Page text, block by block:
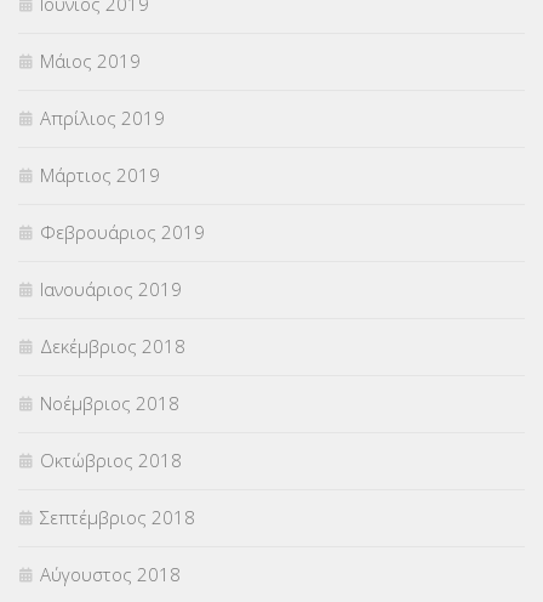
Μάιος 2019
Απρίλιος 2019
Μάρτιος 2019
Φεβρουάριος 2019
Ιανουάριος 2019
Δεκέμβριος 2018
Νοέμβριος 2018
Οκτώβριος 2018
Σεπτέμβριος 2018
Αύγουστος 2018